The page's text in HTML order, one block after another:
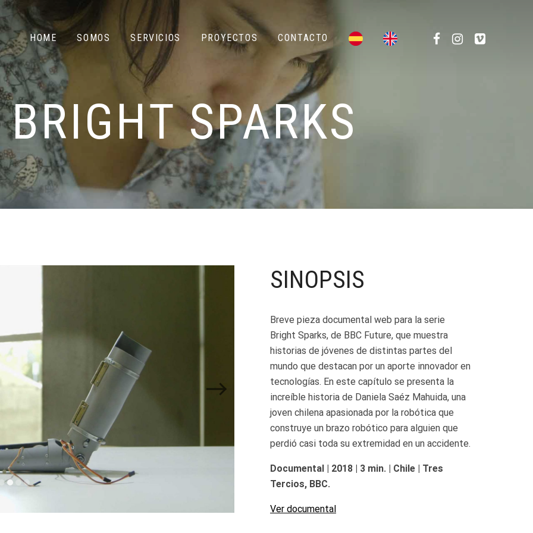
HOME SOMOS SERVICIOS PROYECTOS CONTACTO
SPARKS
SINOPSIS
Breve pieza documental web para la serie
Bright Sparks, de BBC Future, que muestra
historias de jóvenes de distintas partes del
mundo que destacan por un aporte innovador en
tecnologías. En este capítulo se presenta la
increíble historia de Daniela Saéz Mahuida, una
joven chilena apasionada por la robótica que
construye un brazo robótico para alguien que
perdió casi toda su extremidad en un accidente.
Documental | 2018 | 3 min. | Chile | Tres
Tercios, BBC.
Ver documental